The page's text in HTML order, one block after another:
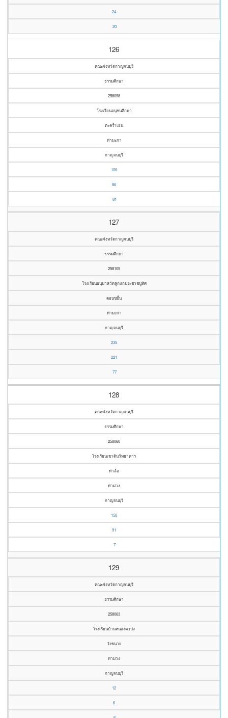
24
20
126
คณะจังหวัดกาญจนบุรี
ธรรมศึกษา
258098
โรงเรียนอนุชนศึกษา
ตะคร้ำเอน
ท่ามะกา
กาญจนบุรี
106
86
81
127
คณะจังหวัดกาญจนบุรี
ธรรมศึกษา
258105
โรงเรียนอนุบาลวัดลูกแกประชาชนูทิศ
ดอนขมิ้น
ท่ามะกา
กาญจนบุรี
235
221
77
128
คณะจังหวัดกาญจนบุรี
ธรรมศึกษา
258060
โรงเรียนเขาดินวิทยาคาร
ท่าล้อ
ท่าม่วง
กาญจนบุรี
150
91
7
129
คณะจังหวัดกาญจนบุรี
ธรรมศึกษา
258063
โรงเรียนบ้านหนองตาบ่ง
วังขนาย
ท่าม่วง
กาญจนบุรี
12
6